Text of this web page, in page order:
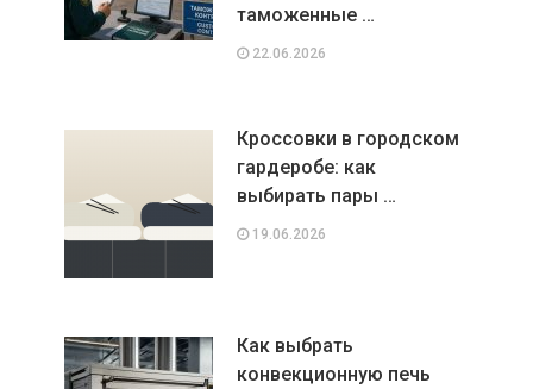
таможенные …
22.06.2026
Кроссовки в городском
гардеробе: как
выбирать пары …
19.06.2026
Как выбрать
конвекционную печь